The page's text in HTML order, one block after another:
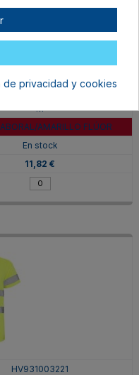
HV931002601221
M
AMARILLO FLÚOR
En stock
11,82 €
HV931003221
de privacidad y cookies